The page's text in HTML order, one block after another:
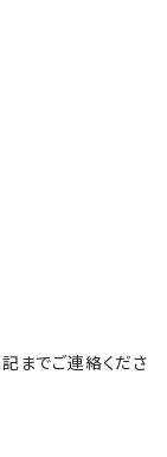
までご連絡くださ